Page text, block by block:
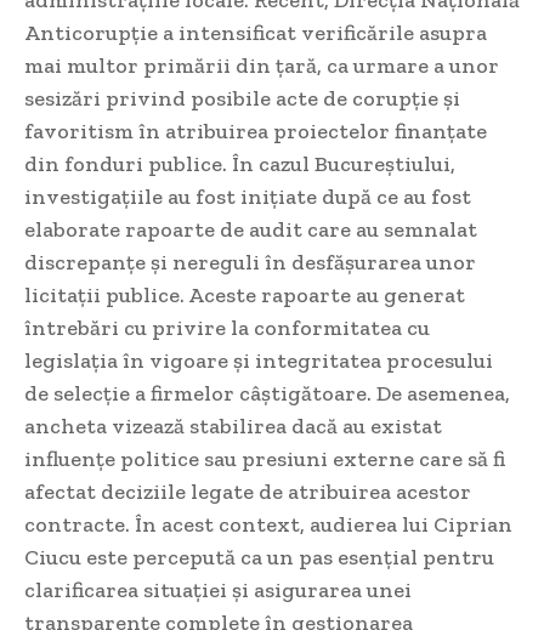
Anticorupție a intensificat verificările asupra
mai multor primării din țară, ca urmare a unor
sesizări privind posibile acte de corupție și
favoritism în atribuirea proiectelor finanțate
din fonduri publice. În cazul Bucureștiului,
investigațiile au fost inițiate după ce au fost
elaborate rapoarte de audit care au semnalat
discrepanțe și nereguli în desfășurarea unor
licitații publice. Aceste rapoarte au generat
întrebări cu privire la conformitatea cu
legislația în vigoare și integritatea procesului
de selecție a firmelor câștigătoare. De asemenea,
ancheta vizează stabilirea dacă au existat
influențe politice sau presiuni externe care să fi
afectat deciziile legate de atribuirea acestor
contracte. În acest context, audierea lui Ciprian
Ciucu este percepută ca un pas esențial pentru
clarificarea situației și asigurarea unei
transparențe complete în gestionarea